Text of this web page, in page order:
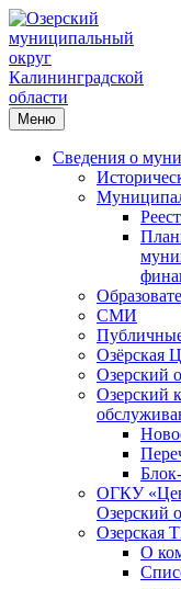
Меню
Сведения о
СМИ
Озёрская
Озерский
Озерский
ОГКУ
Озерский
Озерская
О